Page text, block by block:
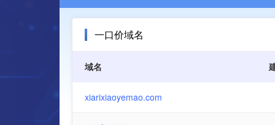
一口价域名
域名
xiarixiaoyemao.com